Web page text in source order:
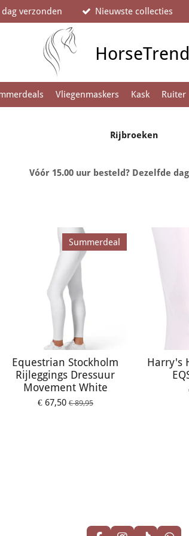
verzonden Nieuwste collecties
Vliegenmaskers Kask Ruiter
Rijbroeken
Vóór 15.00 uur besteld? Dezelfde
Summerdeal
Equestrian Stockholm
Rijleggings Dressuur
Movement White
€ 67,50 € 89,95
Harry's